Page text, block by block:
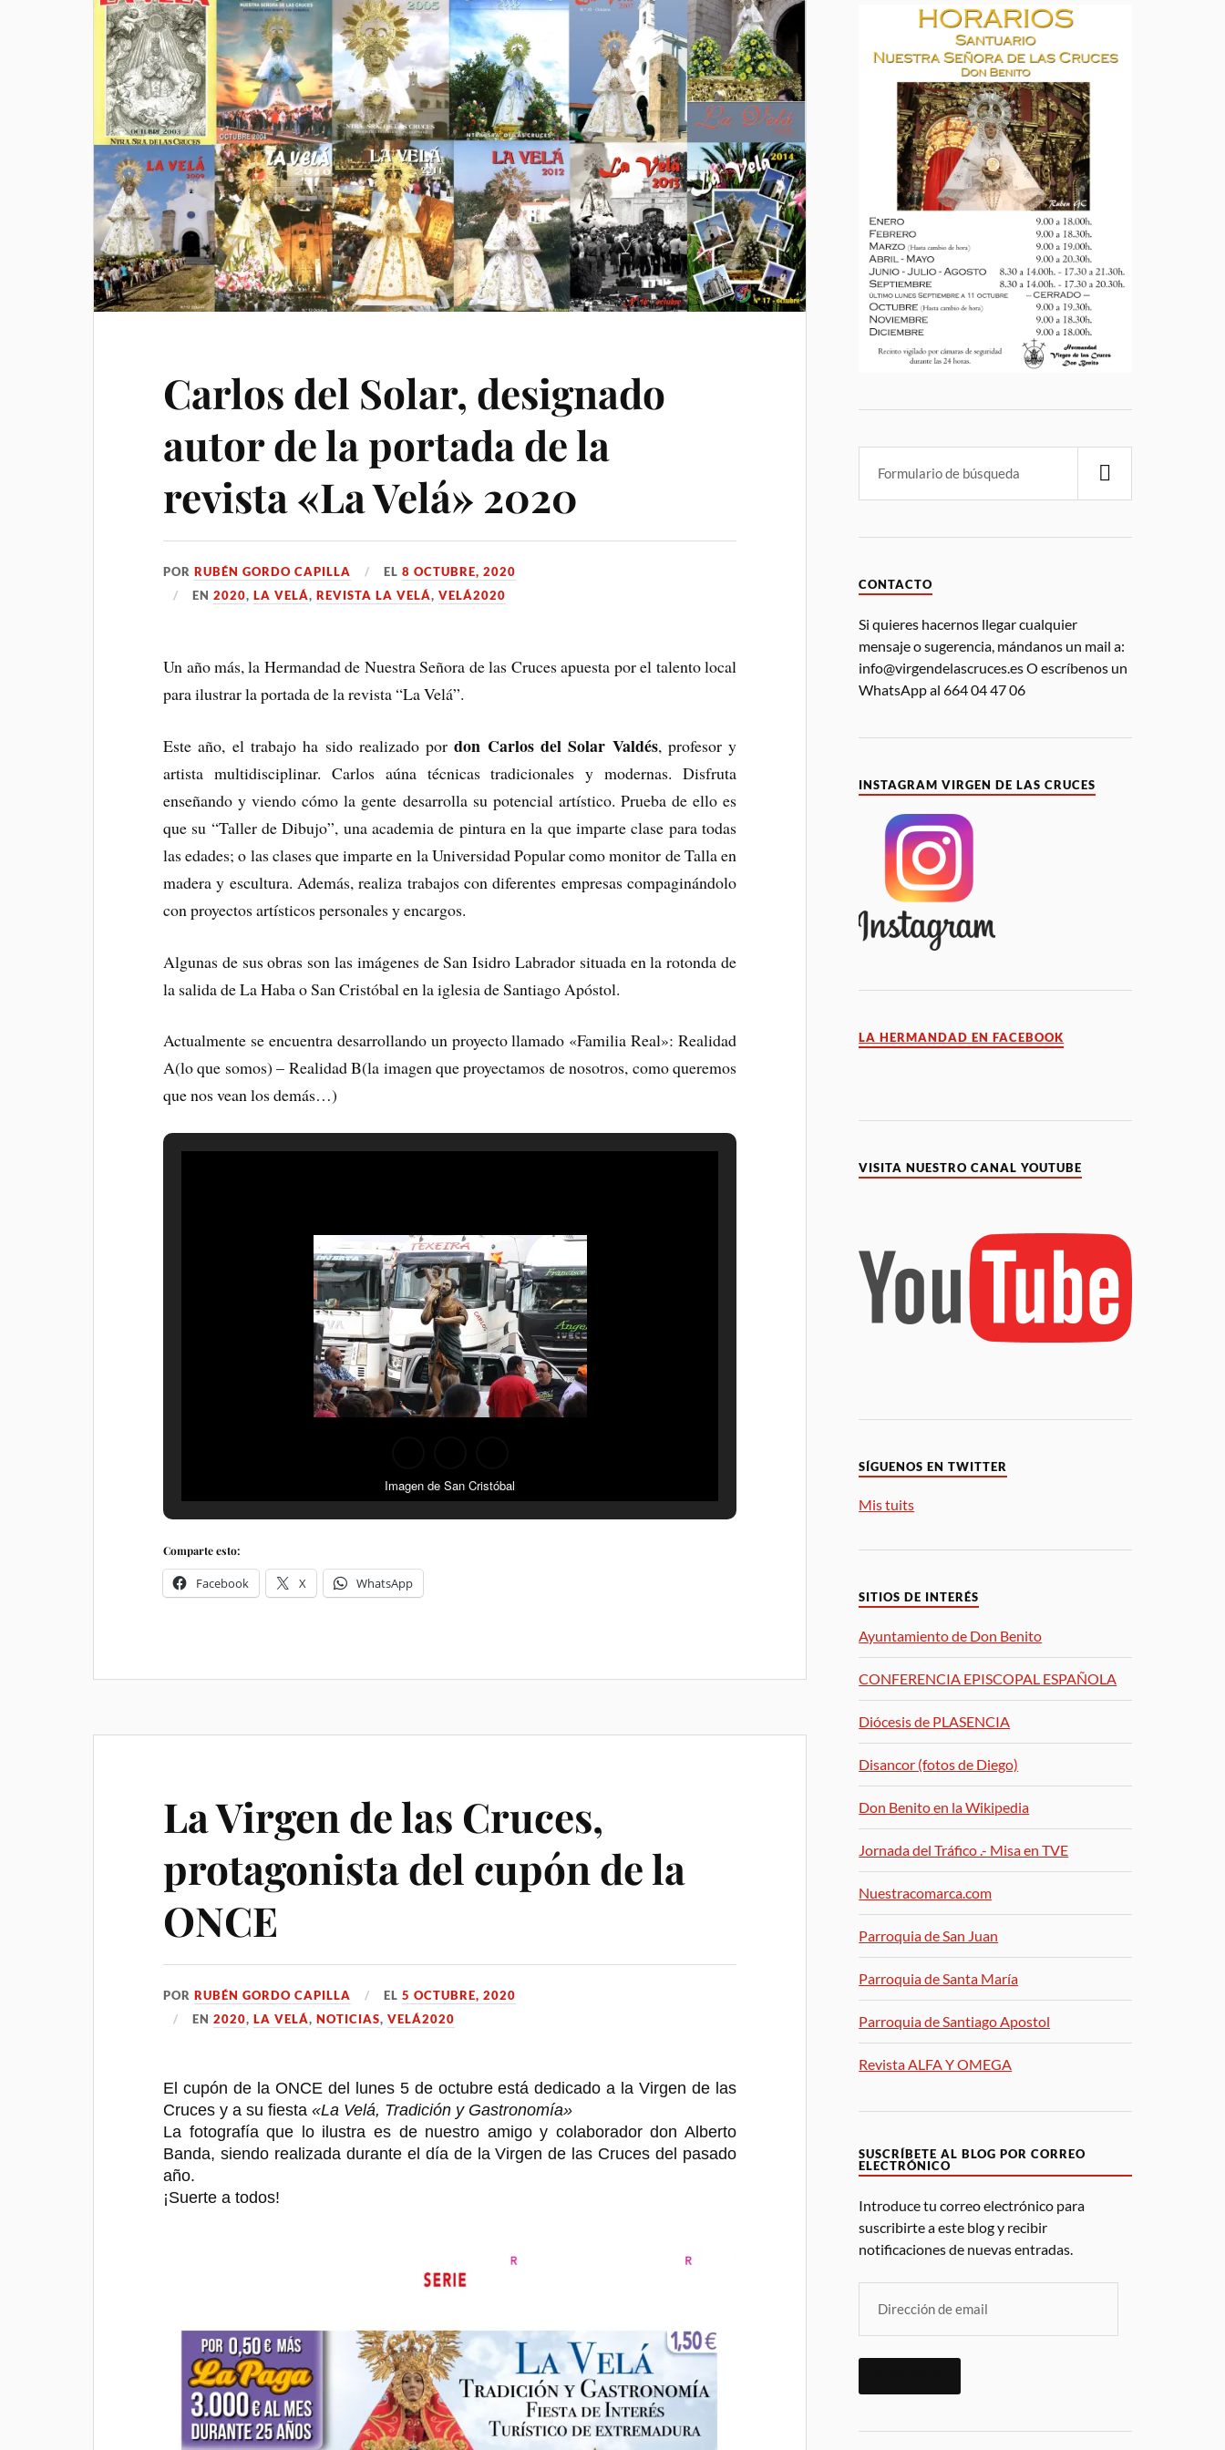
Carlos del Solar, designado
autor de la portada de la
revista «La Velá» 2020
PORRUBÉN GORDO CAPILLA EL8 OCTUBRE, 2020
EN2020,LA VELÁ,REVISTA LA VELÁ,VELÁ2020
Un año más, la Hermandad de Nuestra Señora de las Cruces apuesta por el talento local
para ilustrar la portada de la revista “La Velá”.
Este año, el trabajo ha sido realizado pordon Carlos del Solar Valdés, profesor y
artista multidisciplinar. Carlos aúna técnicas tradicionales y modernas. Disfruta
enseñando y viendo cómo la gente desarrolla su potencial artístico. Prueba de ello es
que su “Taller de Dibujo”, una academia de pintura en la que imparte clase para todas
las edades; o las clases que imparte en la Universidad Popular como monitor de Talla en
madera y escultura. Además, realiza trabajos con diferentes empresas compaginándolo
con proyectos artísticos personales y encargos.
Algunas de sus obras son las imágenes de San Isidro Labrador situada en la rotonda de
la salida de La Haba o San Cristóbal en la iglesia de Santiago Apóstol.
Actualmente se encuentra desarrollando un proyecto llamado «Familia Real»: Realidad
A(lo que somos) – Realidad B(la imagen que proyectamos de nosotros, como queremos
que nos vean los demás…)
Imagen de San Cristóbal
Comparte esto:
Facebook X WhatsApp
La Virgen de las Cruces,
protagonista del cupón de la
ONCE
PORRUBÉN GORDO CAPILLA EL5 OCTUBRE, 2020
EN2020,LA VELÁ,NOTICIAS,VELÁ2020
El cupón de la ONCE del lunes 5 de octubre está dedicado a la Virgen de las
Cruces y a su fiesta«La Velá, Tradición y Gastronomía»
La fotografía que lo ilustra es de nuestro amigo y colaborador don Alberto
Banda, siendo realizada durante el día de la Virgen de las Cruces del pasado
año.
¡Suerte a todos!
CONTACTO
Si quieres hacernos llegar cualquier
mensaje o sugerencia, mándanos un mail a:
info@virgendelascruces.es O escríbenos un
WhatsApp al 664 04 47 06
INSTAGRAM VIRGEN DE LAS CRUCES
LA HERMANDAD EN FACEBOOK
VISITA NUESTRO CANAL YOUTUBE
SÍGUENOS EN TWITTER
Mis tuits
SITIOS DE INTERÉS
Ayuntamiento de Don Benito
CONFERENCIA EPISCOPAL ESPAÑOLA
Diócesis de PLASENCIA
Disancor (fotos de Diego)
Don Benito en la Wikipedia
Jornada del Tráfico .- Misa en TVE
Nuestracomarca.com
Parroquia de San Juan
Parroquia de Santa María
Parroquia de Santiago Apostol
Revista ALFA Y OMEGA
SUSCRÍBETE AL BLOG POR CORREO
ELECTRÓNICO
Introduce tu correo electrónico para
suscribirte a este blog y recibir
notificaciones de nuevas entradas.